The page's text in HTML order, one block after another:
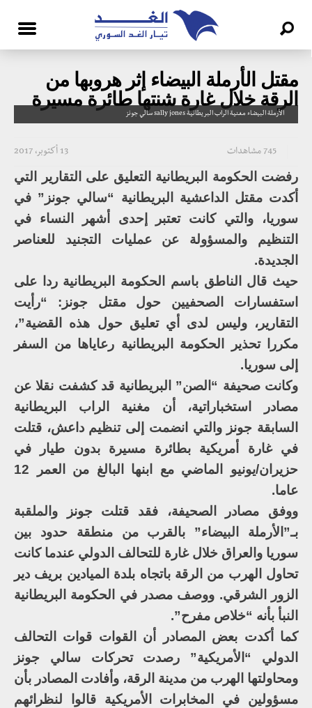
مقتل الأرملة البيضاء إثر هروبها من
الرقة خلال غارة شنتها طائرة مسيرة
الأرملة البيضاء مغنية الراب البريطانية sally jones سالي جونز
13 أكتوبر، 2017 745 مشاهدات
رفضت الحكومة البريطانية التعليق على التقارير التي
أكدت مقتل الداعشية البريطانية “سالي جونز” في
سوريا، والتي كانت تعتبر إحدى أشهر النساء في
التنظيم والمسؤولة عن عمليات التجنيد للعناصر
الجديدة.
حيث قال الناطق باسم الحكومة البريطانية ردا على
استفسارات الصحفيين حول مقتل جونز: “رأيت
التقارير، وليس لدى أي تعليق حول هذه القضية”،
مكررا تحذير الحكومة البريطانية رعاياها من السفر
إلى سوريا.
وكانت صحيفة “الصن” البريطانية قد كشفت نقلا عن
مصادر استخباراتية، أن مغنية الراب البريطانية
السابقة جونز والتي انضمت إلى تنظیم داعش، قتلت
في غارة أمريكية بطائرة مسيرة بدون طيار في
حزيران/يونيو الماضي مع ابنها البالغ من العمر 12
عاما.
ووفق مصادر الصحيفة، فقد قتلت جونز والملقبة
بـ”الأرملة البيضاء” بالقرب من منطقة حدود بين
سوريا والعراق خلال غارة للتحالف الدولي عندما كانت
تحاول الهرب من الرقة باتجاه بلدة الميادين بريف دير
الزور الشرقي. ووصف مصدر في الحكومة البريطانية
النبأ بأنه “خلاص مفرح”.
كما أكدت بعض المصادر أن القوات قوات التحالف
الدولي “الأمريكية” رصدت تحركات سالي جونز
ومحاولتها الهرب من مدينة الرقة، وأفادت المصادر بأن
مسؤولين في المخابرات الأمريكية قالوا لنظرائهم